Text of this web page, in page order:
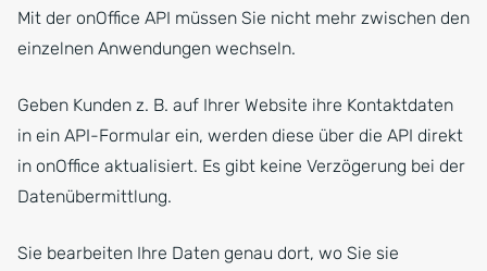
Mit der onOffice API müssen Sie nicht mehr zwischen den
einzelnen Anwendungen wechseln.
Geben Kunden z. B. auf Ihrer Website ihre Kontaktdaten
in ein API-Formular ein, werden diese über die API direkt
in onOffice aktualisiert. Es gibt keine Verzögerung bei der
Datenübermittlung.
Sie bearbeiten Ihre Daten genau dort, wo Sie sie